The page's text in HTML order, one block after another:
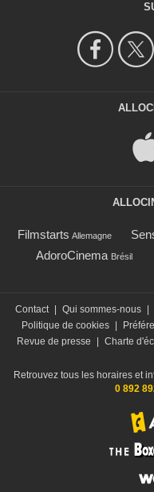
Filmstarts Allemagne
AdoroCinema Brésil
Contact Qui sommes-nous
Politique de cookies
Revue de presse
Charte
Retrouvez tous les horaires et
0 892